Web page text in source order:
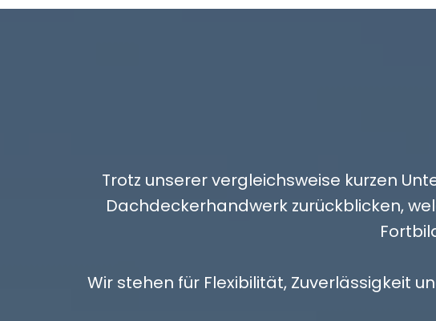
Trotz unserer vergleichsweise kurzen
Dachdeckerhandwerk zurückblicken,
Wir stehen für Flexibilität, Zuverlässigkeit